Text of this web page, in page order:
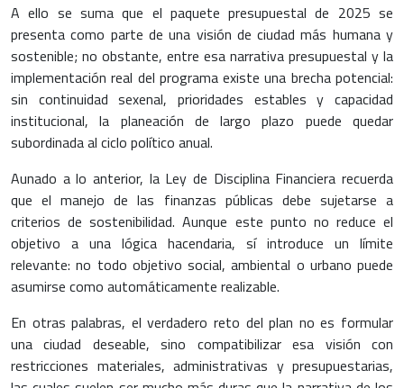
A ello se suma que el paquete presupuestal de 2025 se
presenta como parte de una visión de ciudad más humana y
sostenible; no obstante, entre esa narrativa presupuestal y la
implementación real del programa existe una brecha potencial:
sin continuidad sexenal, prioridades estables y capacidad
institucional, la planeación de largo plazo puede quedar
subordinada al ciclo político anual.
Aunado a lo anterior, la Ley de Disciplina Financiera recuerda
que el manejo de las finanzas públicas debe sujetarse a
criterios de sostenibilidad. Aunque este punto no reduce el
objetivo a una lógica hacendaria, sí introduce un límite
relevante: no todo objetivo social, ambiental o urbano puede
asumirse como automáticamente realizable.
En otras palabras, el verdadero reto del plan no es formular
una ciudad deseable, sino compatibilizar esa visión con
restricciones materiales, administrativas y presupuestarias,